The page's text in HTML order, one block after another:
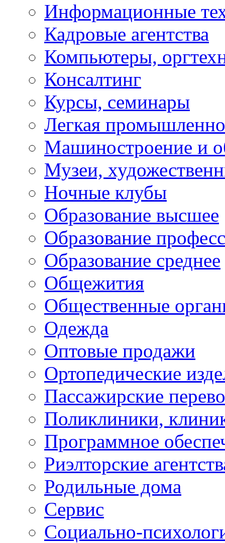
Информационные
Кадровые агентства
Компьютеры,
Консалтинг
Курсы, семинары
Легкая
Машиностроение и
Музеи,
Ночные клубы
Образование высшее
Образование
Образование среднее
Общежития
Общественные
Одежда
Оптовые продажи
Ортопедические
Пассажирские
Поликлиники,
Программное
Риэлторские
Родильные дома
Сервис
Социально-